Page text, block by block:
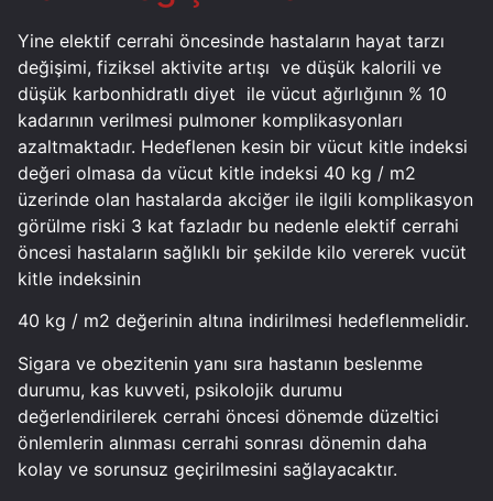
Yine elektif cerrahi öncesinde hastaların hayat tarzı
değişimi, fiziksel aktivite artışı ve düşük kalorili ve
düşük karbonhidratlı diyet ile vücut ağırlığının % 10
kadarının verilmesi pulmoner komplikasyonları
azaltmaktadır. Hedeflenen kesin bir vücut kitle indeksi
değeri olmasa da vücut kitle indeksi 40 kg / m2
üzerinde olan hastalarda akciğer ile ilgili komplikasyon
görülme riski 3 kat fazladır bu nedenle elektif cerrahi
öncesi hastaların sağlıklı bir şekilde kilo vererek vucüt
kitle indeksinin
40 kg / m2 değerinin altına indirilmesi hedeflenmelidir.
Sigara ve obezitenin yanı sıra hastanın beslenme
durumu, kas kuvveti, psikolojik durumu
değerlendirilerek cerrahi öncesi dönemde düzeltici
önlemlerin alınması cerrahi sonrası dönemin daha
kolay ve sorunsuz geçirilmesini sağlayacaktır.